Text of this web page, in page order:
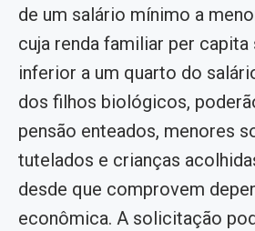
de um salário mínimo a
cuja renda familiar per capita
inferior a um quarto do
dos filhos biológicos,
pensão enteados, menores
tutelados e crianças
desde que comprovem
econômica. A solicitação